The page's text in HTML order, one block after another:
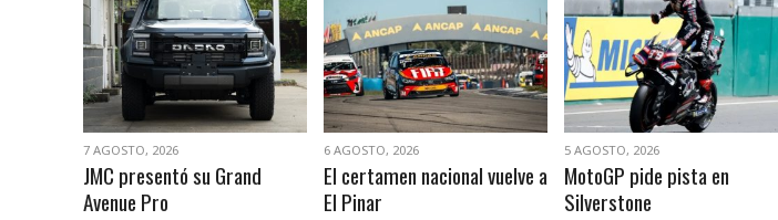
VER NOTA
7 AGOSTO, 2026
JMC presentó su Grand
Avenue Pro
VER NOTA
6 AGOSTO, 2026
El certamen nacional vuelve a
El Pinar
VER NOTA
5 AGOSTO, 2026
MotoGP pide pista en
Silverstone